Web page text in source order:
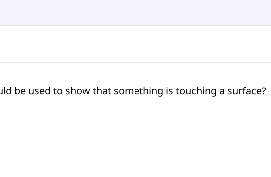
be used to show that something is touching a surface?